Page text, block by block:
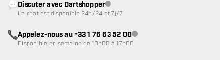
Discuter avec DartshopperService client indisponible
Le chat est disponible 24h/24 et 7j/7
Appelez-nous au +33 1 76 63 52 00Service client indisponible
Disponible en semaine de 10h00 à 17h00